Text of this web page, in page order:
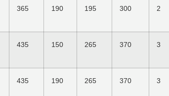
365 190 195 300 2
435 150 265 370 3
435 190 265 370 3